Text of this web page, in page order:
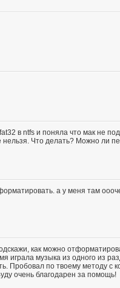
в ntfs и поняла что мак не
нельзя. Что делать? Можно ли
а у меня там
как можно
играла музыка из одного из
Пробовал по твоему методу с
очень благодарен за помощь!